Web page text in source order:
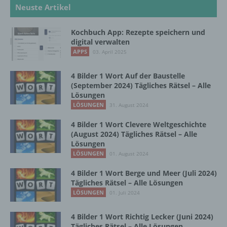
Neuste Artikel
Kochbuch App: Rezepte speichern und
digital verwalten
APPS 03. April 2025
4 Bilder 1 Wort Auf der Baustelle
(September 2024) Tägliches Rätsel – Alle
Lösungen
LÖSUNGEN 31. August 2024
4 Bilder 1 Wort Clevere Weltgeschichte
(August 2024) Tägliches Rätsel – Alle
Lösungen
LÖSUNGEN 01. August 2024
4 Bilder 1 Wort Berge und Meer (Juli 2024)
Tägliches Rätsel – Alle Lösungen
LÖSUNGEN 01. Juli 2024
4 Bilder 1 Wort Richtig Lecker (Juni 2024)
d) Einschränkung der Verarbeitung
Einschränkung der Verarbeitung ist die
Markierung gespeicherter
personenbezogener Daten mit dem Ziel, ihre
künftige Verarbeitung einzuschränken.
e) Profiling
Verarbeitung personenbezogener Daten, die
darin besteht, dass diese
personenbezogenen Daten verwendet
werden, um bestimmte persönliche Aspekte,
die sich auf eine natürliche Person beziehen,
zu bewerten, insbesondere, um Aspekte
bezüglich Arbeitsleistung, wirtschaftlicher
Lage, Gesundheit, persönlicher Vorlieben,
Aufenthaltsort oder Ortswechsel dieser